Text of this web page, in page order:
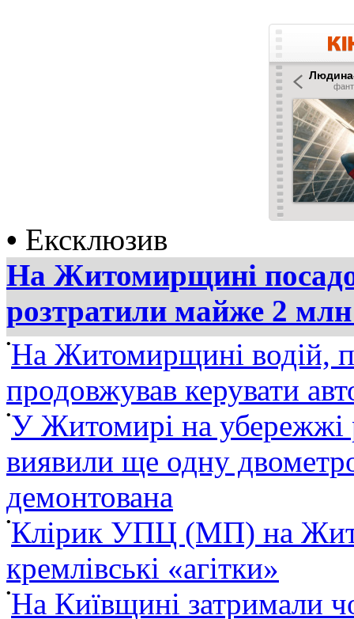
• Ексклюзив
На Житомирщині
розтратили майже 2
•На Житомирщині водій,
продовжував керувати
•У Житомирі на убережжі
виявили ще одну
демонтована
•Клірик УПЦ (МП) на
кремлівські «агітки»
•На Київщині затримали